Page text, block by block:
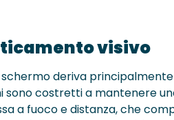
visivo
deriva principalmente
sono costretti a mantenere
a fuoco e distanza, che